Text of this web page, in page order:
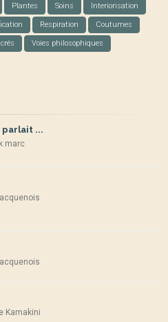
Plantes Soins Interiorisation
Respiration Coutumes
Voies philosophiques
parlait ...
marc
Kamakini